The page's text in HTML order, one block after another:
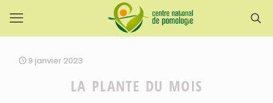
9 janvier 2023
LA PLANTE DU MOIS